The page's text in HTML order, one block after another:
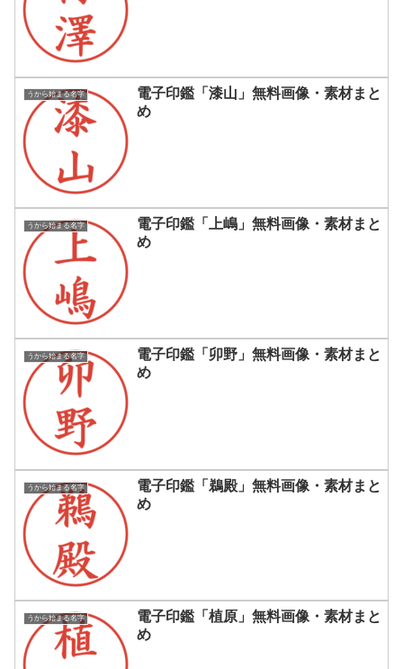
うから始まる名字
電子印鑑「漆山」無料画像・素材まと
め
うから始まる名字
電子印鑑「上嶋」無料画像・素材まと
め
うから始まる名字
電子印鑑「卯野」無料画像・素材まと
め
うから始まる名字
電子印鑑「鵜殿」無料画像・素材まと
め
うから始まる名字
電子印鑑「植原」無料画像・素材まと
め